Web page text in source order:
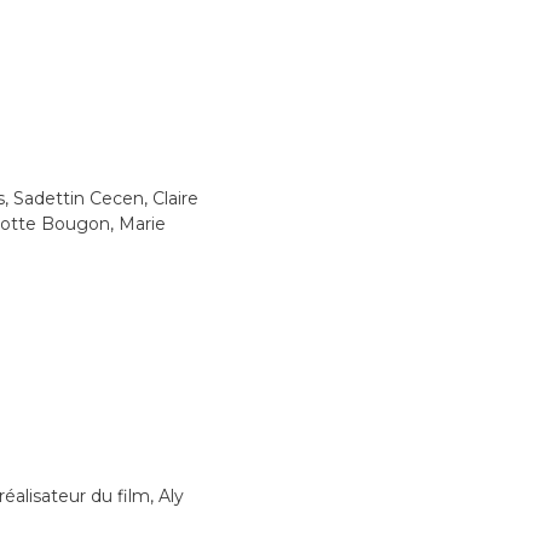
Sadettin Cecen, Claire
Bougon, Marie
du film, Aly